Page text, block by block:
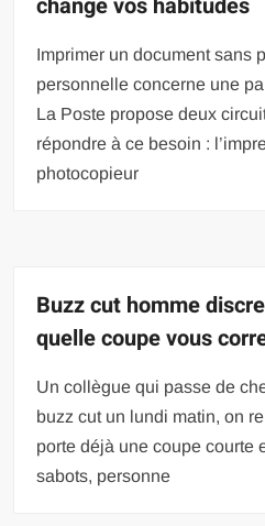
Imprimer un document sans
personnelle concerne une
La Poste propose deux
répondre à ce besoin :
photocopieur
Buzz cut homme
quelle coupe vous
Un collègue qui passe de
buzz cut un lundi matin, on
porte déjà une coupe courte
sabots, personne